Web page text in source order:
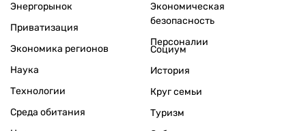
Энергорынок
Приватизация
Экономика регионов
Экономическая
безопасность
Персоналии
Наука
Технологии
Среда обитания
Социум
История
Круг семьи
Туризм